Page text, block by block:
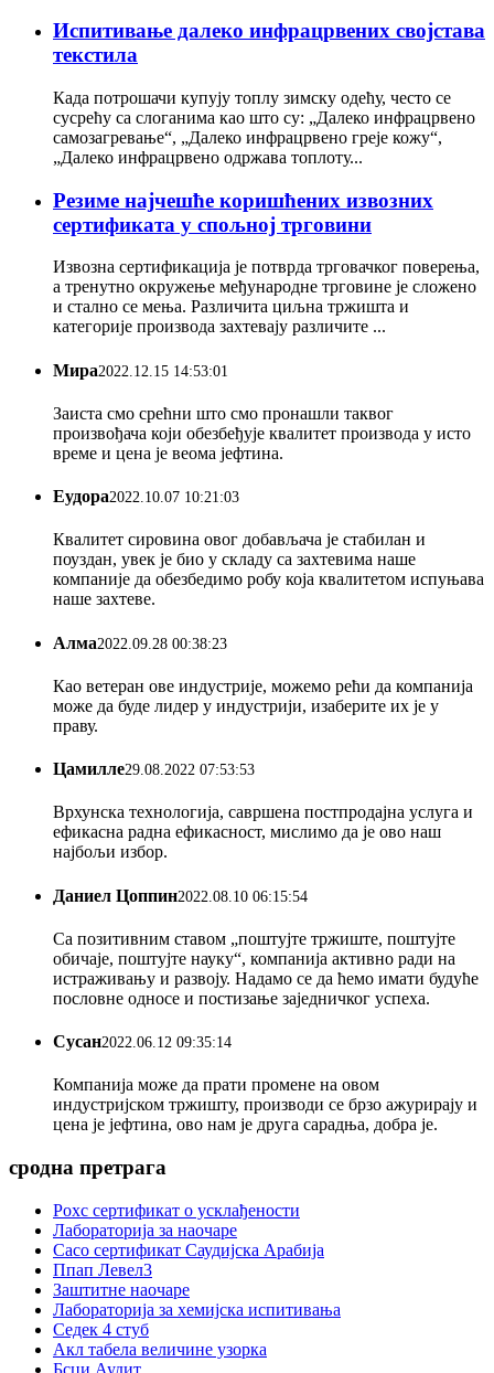
Испитивање далеко инфрацрвених својстава
текстила
Када потрошачи купују топлу зимску одећу, често се
сусрећу са слоганима као што су: „Далеко инфрацрвено
самозагревање“, „Далеко инфрацрвено греје кожу“,
„Далеко инфрацрвено одржава топлоту...
Резиме најчешће коришћених извозних
сертификата у спољној трговини
Извозна сертификација је потврда трговачког поверења,
а тренутно окружење међународне трговине је сложено
и стално се мења. Различита циљна тржишта и
категорије производа захтевају различите ...
Мира2022.12.15 14:53:01
Заиста смо срећни што смо пронашли таквог
произвођача који обезбеђује квалитет производа у исто
време и цена је веома јефтина.
Еудора2022.10.07 10:21:03
Квалитет сировина овог добављача је стабилан и
поуздан, увек је био у складу са захтевима наше
компаније да обезбедимо робу која квалитетом испуњава
наше захтеве.
Алма2022.09.28 00:38:23
Као ветеран ове индустрије, можемо рећи да компанија
може да буде лидер у индустрији, изаберите их је у
праву.
Цамилле29.08.2022 07:53:53
Врхунска технологија, савршена постпродајна услуга и
ефикасна радна ефикасност, мислимо да је ово наш
најбољи избор.
Даниел Цоппин2022.08.10 06:15:54
Са позитивним ставом „поштујте тржиште, поштујте
обичаје, поштујте науку“, компанија активно ради на
истраживању и развоју. Надамо се да ћемо имати будуће
пословне односе и постизање заједничког успеха.
Сусан2022.06.12 09:35:14
Компанија може да прати промене на овом
индустријском тржишту, производи се брзо ажурирају и
цена је јефтина, ово нам је друга сарадња, добра је.
сродна претрага
Рохс сертификат о усклађености
Лабораторија за наочаре
Сасо сертификат Саудијска Арабија
Ппап Левел3
Заштитне наочаре
Лабораторија за хемијска испитивања
Седек 4 стуб
Акл табела величине узорка
Бсци Аудит